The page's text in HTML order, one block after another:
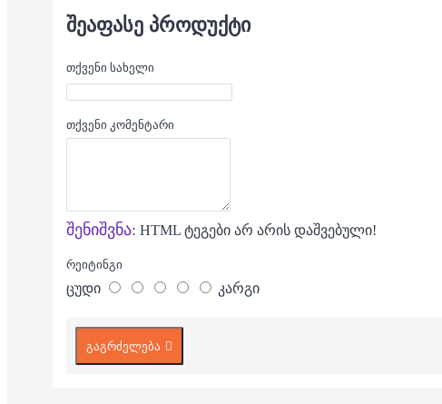
ᲨᲔᲐᲤᲐᲡᲔ ᲞᲠᲝᲓᲣᲥᲢᲘ
თქვენი სახელი
თქვენი კომენტარი
შენიშვნა: HTML ტეგები არ არის დაშვებული!
რეიტინგი
ცუდი კარგი
გაგრძელება